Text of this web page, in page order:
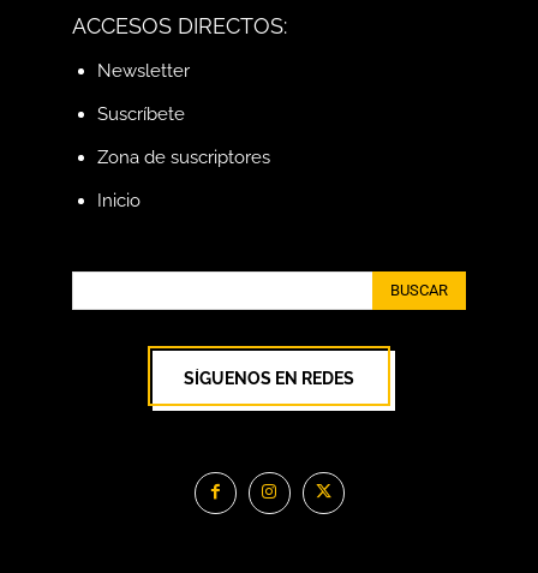
ACCESOS DIRECTOS:
Newsletter
Suscríbete
Zona de suscriptores
Inicio
BUSCAR
SÍGUENOS EN REDES